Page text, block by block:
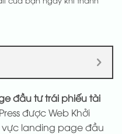
đầu tư trái phiếu tài
được Web Khởi
vực landing page đầu